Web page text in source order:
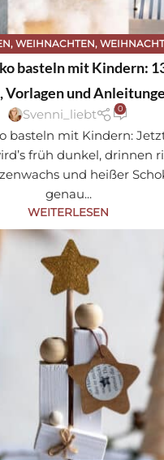
, WEIHNACHTEN,
basteln mit Kindern:
Vorlagen und
Svenni_liebt 0
basteln mit Kindern:
früh dunkel, drinnen
und heißer
genau...
WEITERLESEN